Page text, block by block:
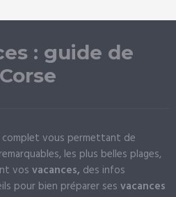
: guide de
vous permettant de
les plus belles plages,
vos vacances, des infos
pour bien préparer ses vacances